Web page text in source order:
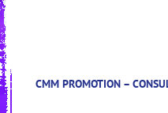
CMM PROMOTION –